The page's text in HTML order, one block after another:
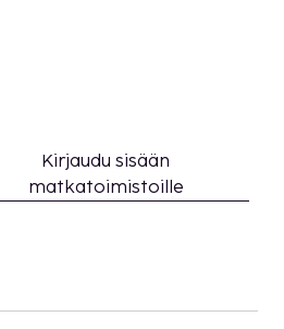
Kirjaudu sisään
matkatoimistoille